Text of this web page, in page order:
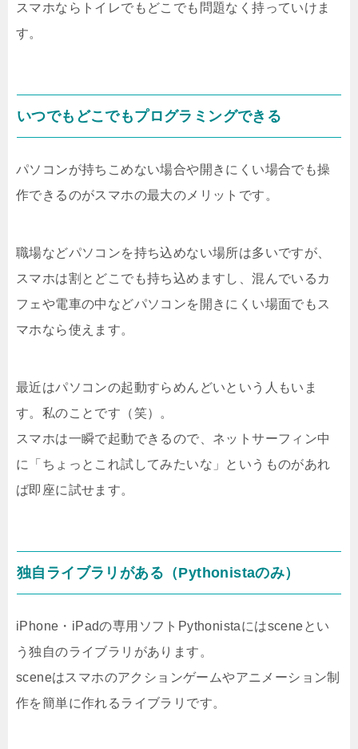
スマホならトイレでもどこでも問題なく持っていけま
す。
いつでもどこでもプログラミングできる
パソコンが持ちこめない場合や開きにくい場合でも操
作できるのがスマホの最大のメリットです。
職場などパソコンを持ち込めない場所は多いですが、
スマホは割とどこでも持ち込めますし、混んでいるカ
フェや電車の中などパソコンを開きにくい場面でもス
マホなら使えます。
最近はパソコンの起動すらめんどいという人もいま
す。私のことです（笑）。
スマホは一瞬で起動できるので、ネットサーフィン中
に「ちょっとこれ試してみたいな」というものがあれ
ば即座に試せます。
独自ライブラリがある（Pythonistaのみ）
iPhone・iPadの専用ソフトPythonistaにはsceneとい
う独自のライブラリがあります。
sceneはスマホのアクションゲームやアニメーション制
作を簡単に作れるライブラリです。